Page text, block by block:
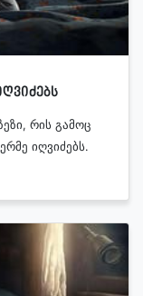
რის გამოც
იღვიძებს.